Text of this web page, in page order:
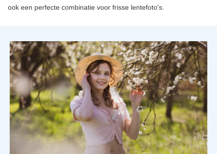
ook een perfecte combinatie voor frisse lentefoto's.